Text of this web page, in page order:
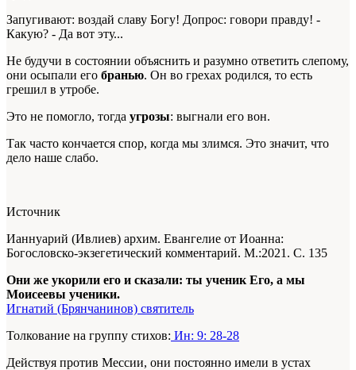
Запугивают: воздай славу Богу! Допрос: говори правду! -
Какую? - Да вот эту...
Не будучи в состоянии объяснить и разумно ответить слепому,
они осыпали его бранью. Он во грехах родился, то есть
грешил в утробе.
Это не помогло, тогда угрозы: выгнали его вон.
Так часто кончается спор, когда мы злимся. Это значит, что
дело наше слабо.
Источник
Ианнуарий (Ивлиев) архим. Евангелие от Иоанна:
Богословско-экзегетический комментарий. М.:2021. С. 135
Они же укорили его и сказали: ты ученик Его, а мы
Моисеевы ученики.
Игнатий (Брянчанинов) святитель
Толкование на группу стихов: Ин: 9: 28-28
Действуя против Мессии, они постоянно имели в устах